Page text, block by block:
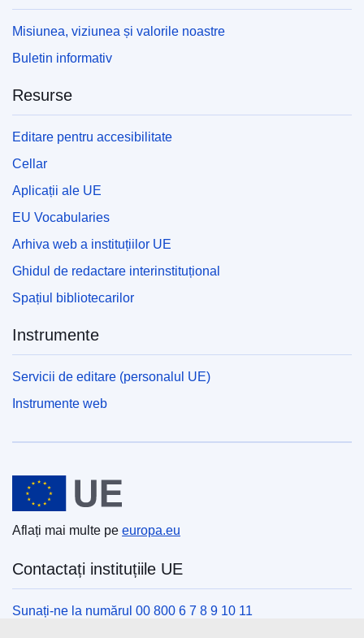
Misiunea, viziunea și valorile noastre
Buletin informativ
Resurse
Editare pentru accesibilitate
Cellar
Aplicații ale UE
EU Vocabularies
Arhiva web a instituțiilor UE
Ghidul de redactare interinstituțional
Spațiul bibliotecarilor
Instrumente
Servicii de editare (personalul UE)
Instrumente web
Uniunea Europeană
Aflați mai multe pe europa.eu
Contactați instituțiile UE
Sunați-ne la numărul 00 800 6 7 8 9 10 11